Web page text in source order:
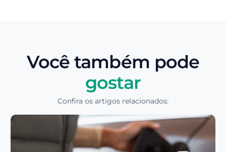
Você também pode
gostar
Confira os artigos relacionados: